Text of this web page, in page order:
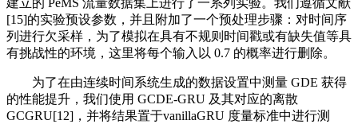
[15]的实验预设参数，并且附加了一个预处理步骤：对时间序
列进行欠采样，为了模拟在具有不规则时间戳或有缺失值等具
有挑战性的环境，这里将每个输入以 0.7 的概率进行删除。
为了在由连续时间系统生成的数据设置中测量 GDE 获得
的性能提升，我们使用 GCDE-GRU 及其对应的离散
GCGRU[12]，并将结果置于vanillaGRU 度量标准中进行测